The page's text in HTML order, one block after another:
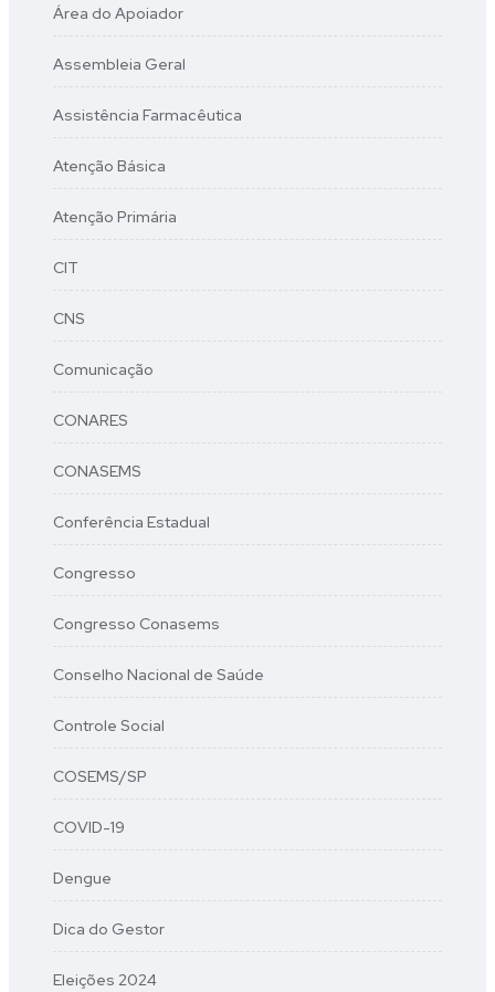
Área do Apoiador
Assembleia Geral
Assistência Farmacêutica
Atenção Básica
Atenção Primária
CIT
CNS
Comunicação
CONARES
CONASEMS
Conferência Estadual
Congresso
Congresso Conasems
Conselho Nacional de Saúde
Controle Social
COSEMS/SP
COVID-19
Dengue
Dica do Gestor
Eleições 2024